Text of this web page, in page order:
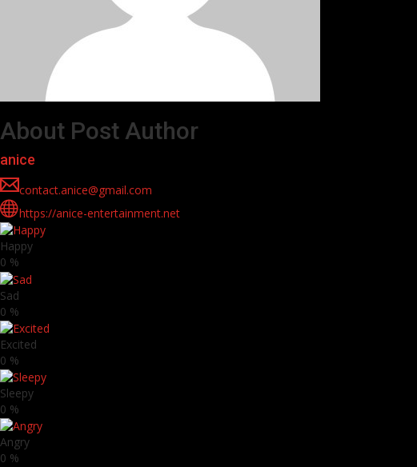
About Post Author
anice
contact.anice@gmail.com
https://anice-entertainment.net
Happy
0 %
Sad
0 %
Excited
0 %
Sleepy
0 %
Angry
0 %